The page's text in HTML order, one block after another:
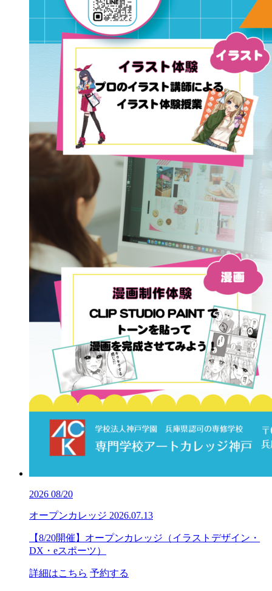
2026 08/20
オープンカレッジ 2026.07.13
【8/20開催】オープンカレッジ（イラストデザイン・
DX・eスポーツ）
詳細はこちら 予約する